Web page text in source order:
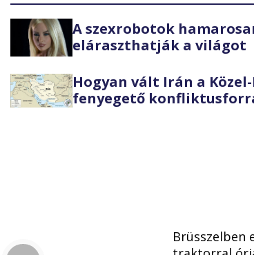
A szexrobotok
eláraszthatják a világot
Hogyan vált Irán a
fenyegető
Brüsszelben